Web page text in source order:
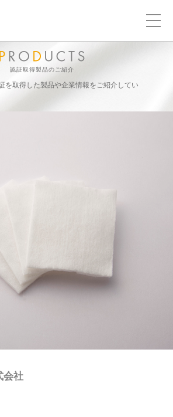
認証取得製品のご紹介
を取得した製品や企業情報をご紹介してい
会社